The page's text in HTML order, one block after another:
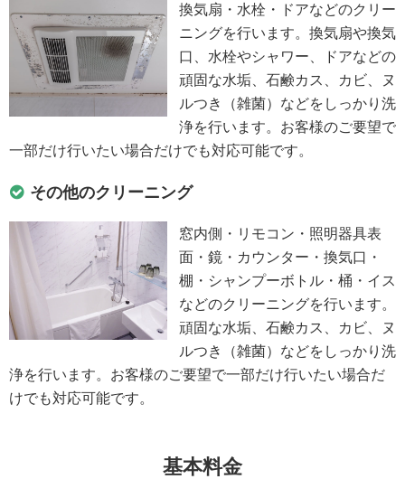
換気扇・水栓・ドアなどのクリー
ニングを行います。換気扇や換気
口、水栓やシャワー、ドアなどの
頑固な水垢、石鹸カス、カビ、ヌ
ルつき（雑菌）などをしっかり洗
浄を行います。お客様のご要望で
一部だけ行いたい場合だけでも対応可能です。
その他のクリーニング
窓内側・リモコン・照明器具表
面・鏡・カウンター・換気口・
棚・シャンプーボトル・桶・イス
などのクリーニングを行います。
頑固な水垢、石鹸カス、カビ、ヌ
ルつき（雑菌）などをしっかり洗
浄を行います。お客様のご要望で一部だけ行いたい場合だ
けでも対応可能です。
基本料金